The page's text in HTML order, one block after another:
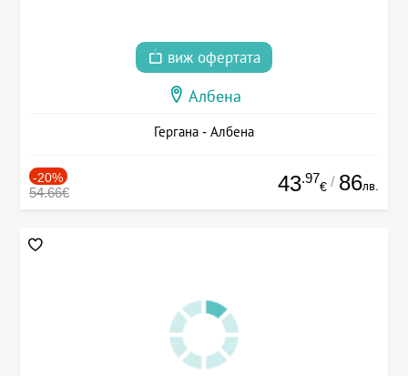
виж офертата
Албена
Гергана - Албена
-20%
54.66€ 43.97
€ / 86лв.